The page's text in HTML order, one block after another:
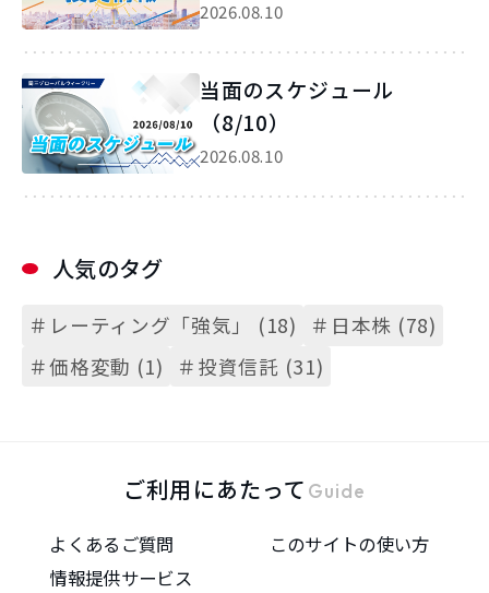
2026.08.10
当面のスケジュール
（8/10）
2026.08.10
人気のタグ
＃レーティング「強気」 (18)
＃日本株 (78)
＃価格変動 (1)
＃投資信託 (31)
ご利用にあたって Guide
よくあるご質問
このサイトの使い方
情報提供サービス